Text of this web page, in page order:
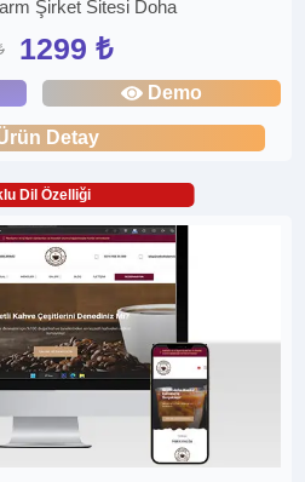
Şirket Sitesi Doha
1299 ₺
Demo
Detay
Dil Özelliği